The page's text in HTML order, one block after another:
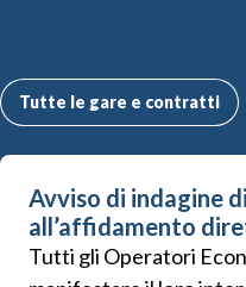
Tutte le gare e contratti
Avviso di indagine
all’affidamento
Tutti gli Operatori